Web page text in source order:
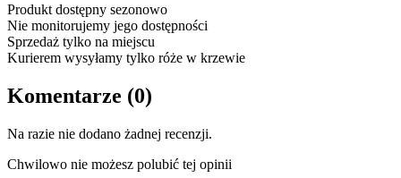
Produkt dostępny sezonowo
Nie monitorujemy jego dostępności
Sprzedaż tylko na miejscu
Kurierem wysyłamy tylko róże w krzewie
Komentarze (0)
Na razie nie dodano żadnej recenzji.
Chwilowo nie możesz polubić tej opinii